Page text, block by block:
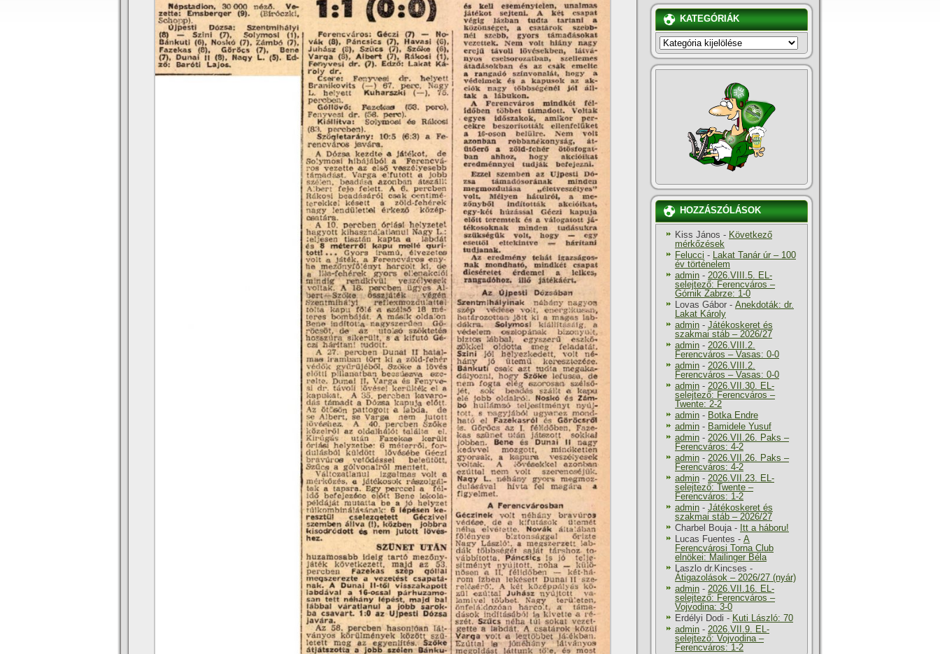
KATEGÓRIÁK
KATEGÓRIÁK
HOZZÁSZÓLÁSOK
Kiss János - Következő
mérkőzések
Felucci - Lakat Tanár úr – 100
év történelem
admin - 2026.VIII.5. EL-
selejtező: Ferencváros –
Górnik Zabrze: 1-0
Lovas Gábor - Anekdoták: dr.
Lakat Károly
admin - Játékoskeret és
szakmai stáb – 2026/27
admin - 2026.VIII.2.
Ferencváros – Vasas: 0-0
admin - 2026.VIII.2.
Ferencváros – Vasas: 0-0
admin - 2026.VII.30. EL-
selejtező: Ferencváros –
Twente: 2-2
admin - Botka Endre
admin - Bamidele Yusuf
admin - 2026.VII.26. Paks –
Ferencváros: 4-2
admin - 2026.VII.26. Paks –
Ferencváros: 4-2
admin - 2026.VII.23. EL-
selejtező: Twente –
Ferencváros: 1-2
admin - Játékoskeret és
szakmai stáb – 2026/27
Charbel Bouja- Itt a háboru!
Lucas Fuentes - A
Ferencvárosi Torna Club
elnökei: Mailinger Béla
Laszlo dr.Kincses -
Átigazolások – 2026/27 (nyár)
admin - 2026.VII.16. EL-
selejtező: Ferencváros –
Vojvodina: 3-0
Erdélyi Dodi - Kuti László: 70
admin - 2026.VII.9. EL-
selejtező: Vojvodina –
Ferencváros: 1-2